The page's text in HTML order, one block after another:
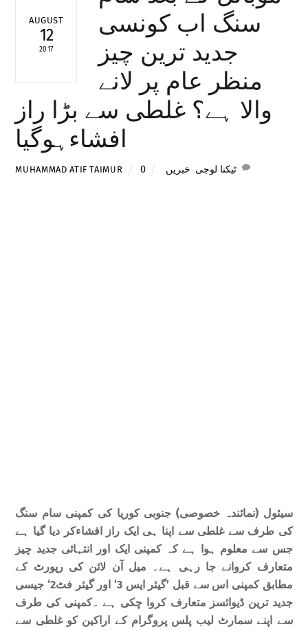
AUGUST
12
2017
سنگ اب کونسی
جدید ترین چیز
منظر عام پر لانے
والا ہے؟ غلطی سے بڑا راز
افشاءہوگیا
MUHAMMAD ATIF TAIMUR ٹیکنا لوجی خبریں 0
سیئول (نمائندہ خصوصی) جنوبی کوریا کی کمپنی سام سنگ
کی طرف سے غلطی سے اپنا ہی ایک راز افشاءکر دیا گیا ہے
جس سے معلوم ہوا ہے کہ کمپنی ایک اور انتہائی جدید چیز
متعارف کروانے جا رہی ہے۔ میل آن لائن کی رپورٹ کے
مطابق کمپنی اس سے قبل ’گیئر ایس 3‘ اور گیئر فٹ2‘ جیسی
جدید ترین ڈیوائسز متعارف کروا چکی ہے ۔کمپنی کی طرف
سے اپنے سمارٹ لیب پلس پروگرام کے اراکین کو غلطی سے